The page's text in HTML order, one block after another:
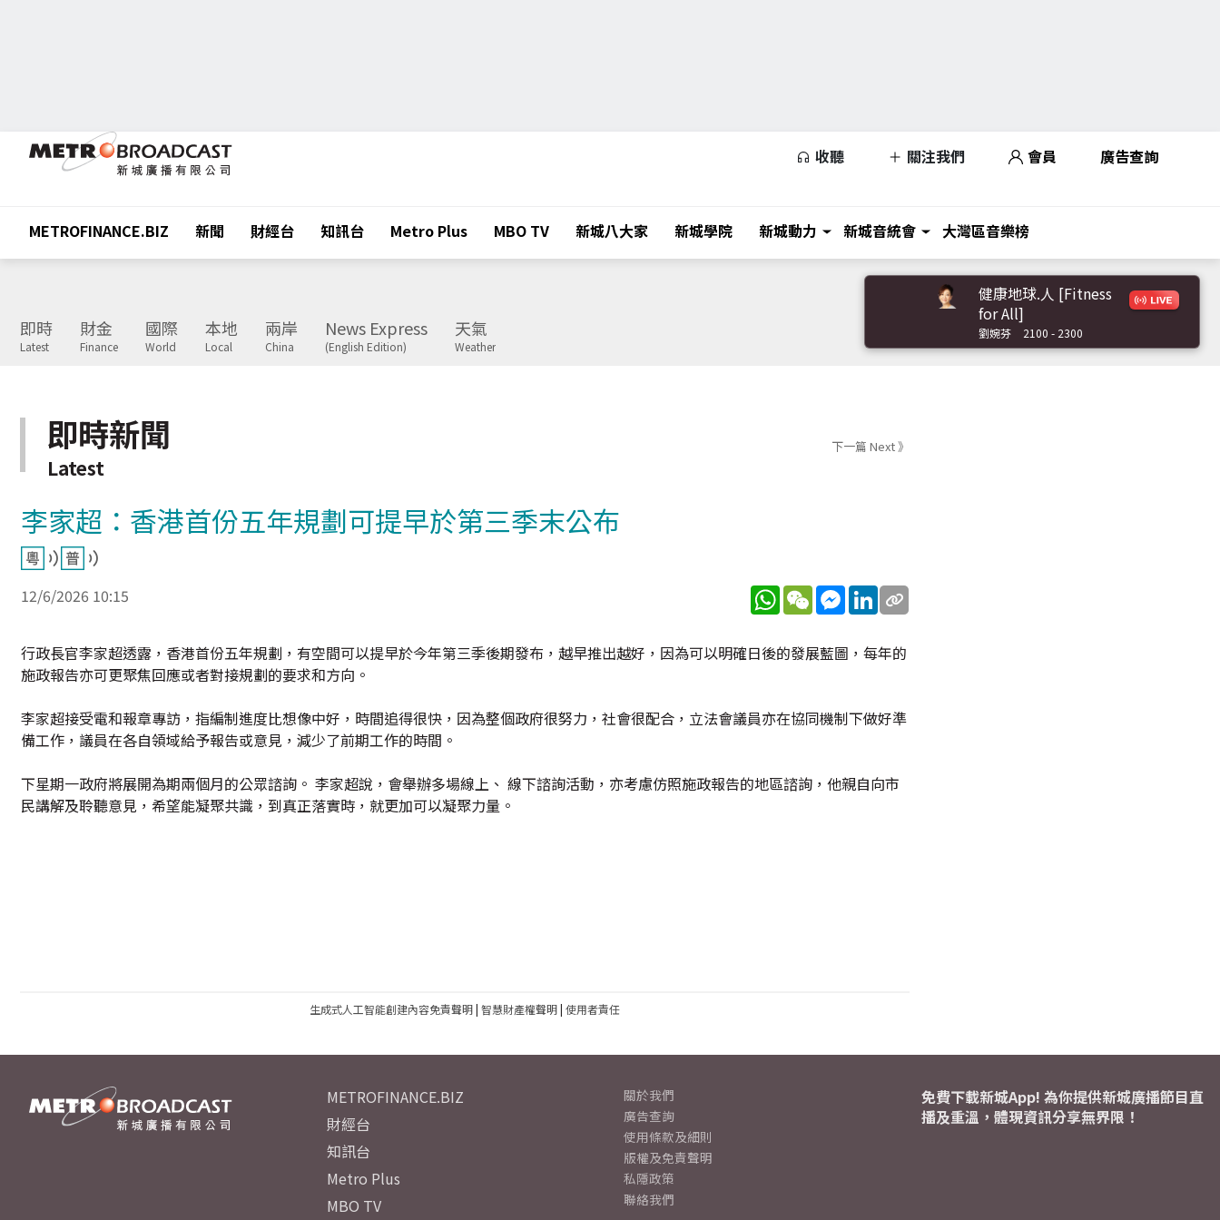
收聽 關注我們 會員 廣告查詢
METROFINANCE.BIZ 新聞 財經台 知訊台 Metro Plus MBO TV 新城八大家 新城學院 新城動力 新城音統會 大灣區音樂榜
即時
Latest
財金
Finance
國際
World
本地
Local
兩岸
China
News Express
(English Edition)
天氣
Weather
健康地球.人 [Fitness
for All]
劉婉芬 2100 - 2300
即時新聞
Latest
下一篇 Next 》
李家超：香港首份五年規劃可提早於第三季末公布
12/6/2026 10:15 WhatsApp
WeChatMessenger
LinkedIn
行政長官李家超透露，香港首份五年規劃，有空間可以提早於今年第三季後期發布，越早推出越好，因為可以明確日後的發展藍圖，每年的
施政報告亦可更聚焦回應或者對接規劃的要求和方向。
李家超接受電和報章專訪，指編制進度比想像中好，時間追得很快，因為整個政府很努力，社會很配合，立法會議員亦在協同機制下做好準
備工作，議員在各自領域給予報告或意見，減少了前期工作的時間。
下星期一政府將展開為期兩個月的公眾諮詢。 李家超說，會舉辦多場線上、 線下諮詢活動，亦考慮仿照施政報告的地區諮詢，他親自向市
民講解及聆聽意見，希望能凝聚共識，到真正落實時，就更加可以凝聚力量。
生成式人工智能創建內容免責聲明| 智慧財產權聲明| 使用者責任
METROFINANCE.BIZ
財經台
知訊台
Metro Plus
MBO TV
關於我們
廣告查詢
使用條款及細則
版權及免責聲明
私隱政策
聯絡我們
免費下載新城App! 為你提供新城廣播節目直
播及重溫，體現資訊分享無界限！